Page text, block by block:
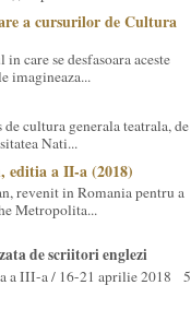
a cursurilor de Cultura
care se desfasoara aceste
imagineaza...
cultura generala teatrala, de
Nati...
editia a II-a (2018)
revenit in Romania pentru a
Metropolita...
de scriitori englezi
a III-a / 16-21 aprilie 2018 5